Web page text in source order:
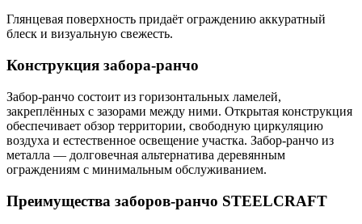
Глянцевая поверхность придаёт ограждению аккуратный
блеск и визуальную свежесть.
Конструкция забора-ранчо
Забор-ранчо состоит из горизонтальных ламелей,
закреплённых с зазорами между ними. Открытая конструкция
обеспечивает обзор территории, свободную циркуляцию
воздуха и естественное освещение участка. Забор-ранчо из
металла — долговечная альтернатива деревянным
ограждениям с минимальным обслуживанием.
Преимущества заборов-ранчо STEELCRAFT